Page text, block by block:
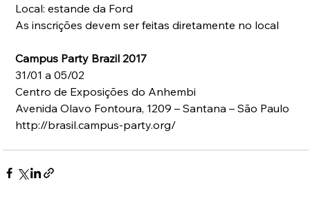
Local: estande da Ford
As inscrições devem ser feitas diretamente no local
Campus Party Brazil 2017
31/01 a 05/02
Centro de Exposições do Anhembi
Avenida Olavo Fontoura, 1209 – Santana – São Paulo
http://brasil.campus-party.org/